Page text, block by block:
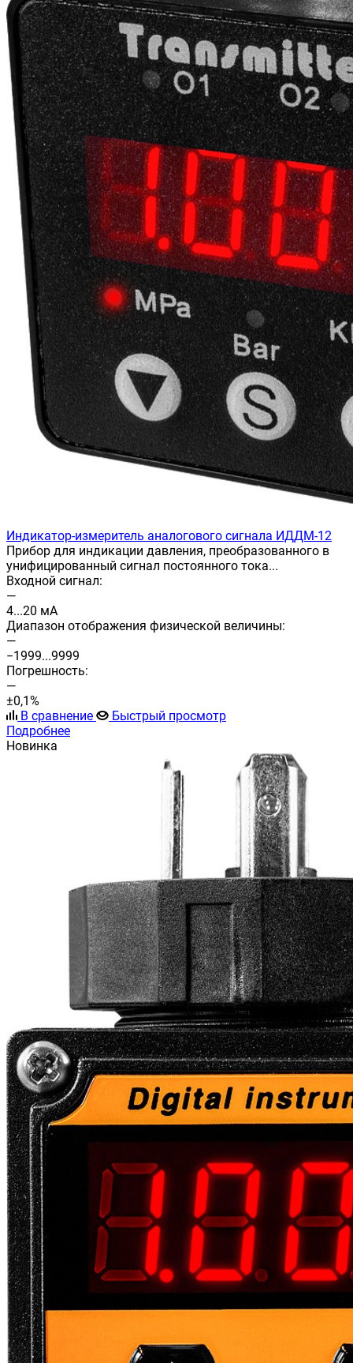
Индикатор-измеритель аналогового сигнала ИДДМ-12
Прибор для индикации давления, преобразованного в
унифицированный сигнал постоянного тока...
Входной сигнал:
—
4...20 мА
Диапазон отображения физической величины:
—
−1999...9999
Погрешность:
—
±0,1%
В сравнение
Быстрый просмотр
Подробнее
Новинка